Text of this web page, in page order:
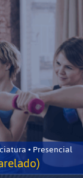
• Presencial